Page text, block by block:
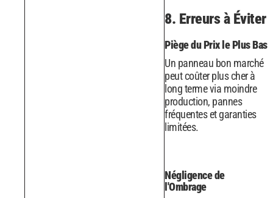
8. Erreurs à Éviter
Piège du Prix le Plus Bas
Un panneau bon marché
peut coûter plus cher à
long terme via moindre
production, pannes
fréquentes et garanties
limitées.
Négligence de
l'Ombrage